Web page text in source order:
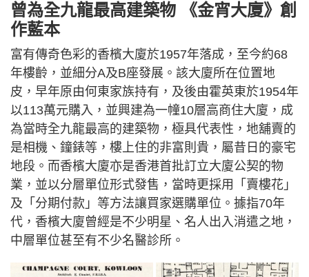
曾為全九龍最高建築物 《金宵大廈》創
作藍本
富有傳奇色彩的香檳大廈於1957年落成，至今約68
年樓齡，並細分A及B座發展。該大廈所在位置地
皮，早年原由何東家族持有，及後由霍英東於1954年
以113萬元購入，並興建為一幢10層高商住大廈，成
為當時全九龍最高的建築物，極具代表性，地舖賣的
是相機、鐘錶等，樓上住的非富則貴，屬昔日的豪宅
地段。而香檳大廈亦是香港首批訂立大廈公契的物
業，並以分層單位形式發售，當時更採用「賣樓花」
及「分期付款」等方法讓買家選購單位。據指70年
代，香檳大廈曾經是不少明星、名人出入消遣之地，
中層單位甚至有不少名醫診所。